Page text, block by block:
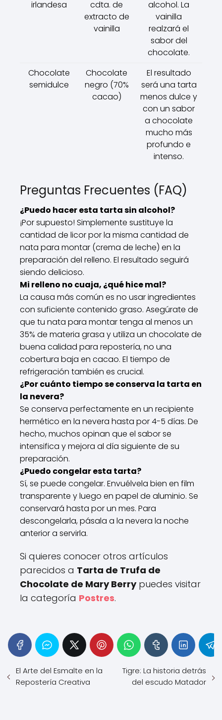
irlandesa
cdta. de
extracto de
vainilla
alcohol. La
vainilla
realzará el
sabor del
chocolate.
Chocolate
semidulce
Chocolate
negro (70%
cacao)
El resultado
será una tarta
menos dulce y
con un sabor
a chocolate
mucho más
profundo e
intenso.
Preguntas Frecuentes (FAQ)
¿Puedo hacer esta tarta sin alcohol?
¡Por supuesto! Simplemente sustituye la
cantidad de licor por la misma cantidad de
nata para montar (crema de leche) en la
preparación del relleno. El resultado seguirá
siendo delicioso.
Mi relleno no cuaja, ¿qué hice mal?
La causa más común es no usar ingredientes
con suficiente contenido graso. Asegúrate de
que tu nata para montar tenga al menos un
35% de materia grasa y utiliza un chocolate de
buena calidad para repostería, no una
cobertura baja en cacao. El tiempo de
refrigeración también es crucial.
¿Por cuánto tiempo se conserva la tarta en
la nevera?
Se conserva perfectamente en un recipiente
hermético en la nevera hasta por 4-5 días. De
hecho, muchos opinan que el sabor se
intensifica y mejora al día siguiente de su
preparación.
¿Puedo congelar esta tarta?
Sí, se puede congelar. Envuélvela bien en film
transparente y luego en papel de aluminio. Se
conservará hasta por un mes. Para
descongelarla, pásala a la nevera la noche
anterior a servirla.
Si quieres conocer otros artículos
parecidos a Tarta de Trufa de
Chocolate de Mary Berrypuedes visitar
la categoría Postres.
El Arte del Esmalte en la
Repostería Creativa
Tigre: La historia detrás
del escudo Matador